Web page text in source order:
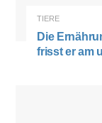
TIERE
Die
frisst er am